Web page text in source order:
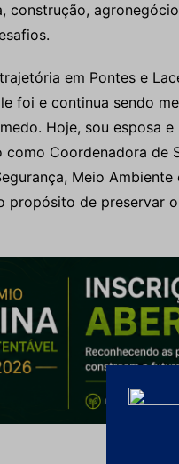
construção,
em Pontes e
foi e continua sendo
Hoje, sou esposa
como Coordenadora de
Meio
propósito de preservar